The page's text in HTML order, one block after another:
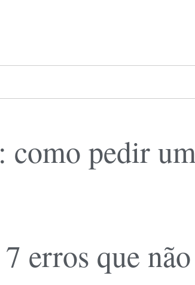
pedir
erros que